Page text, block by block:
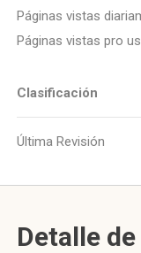
Páginas vistas
Páginas vistas pro
Clasificación
Última Revisión
Detalle